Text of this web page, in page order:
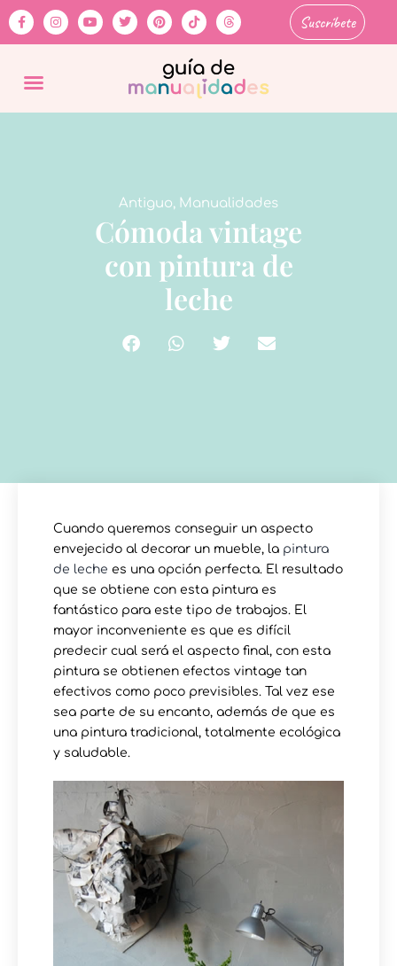
Suscríbete
Antiguo, Manualidades
Cómoda vintage
con pintura de
leche
Cuando queremos conseguir un aspecto
envejecido al decorar un mueble, la pintura
de leche es una opción perfecta. El resultado
que se obtiene con esta pintura es
fantástico para este tipo de trabajos. El
mayor inconveniente es que es difícil
predecir cual será el aspecto final, con esta
pintura se obtienen efectos vintage tan
efectivos como poco previsibles. Tal vez ese
sea parte de su encanto, además de que es
una pintura tradicional, totalmente ecológica
y saludable.